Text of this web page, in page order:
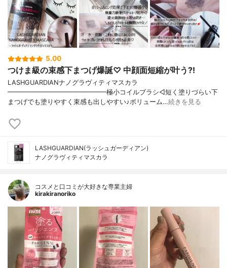
5.00
つけま級の束感下まつげ爆誕♡ 中顔面短縮が叶う?!
LASHGUARDIANナノグラヴィティマスカラ
━━━━━━━━━━━━━━━極小コイルブラシ◁短く塗りづらい下
まつげでも塗りやすく束感も出しやすい♪ボリューム…続きを見る
LASHGUARDIAN(ラッシュガーディアン)
ナノグラヴィティマスカラ
コスメと口コミが大好きな専業主婦
kirakiranoriko